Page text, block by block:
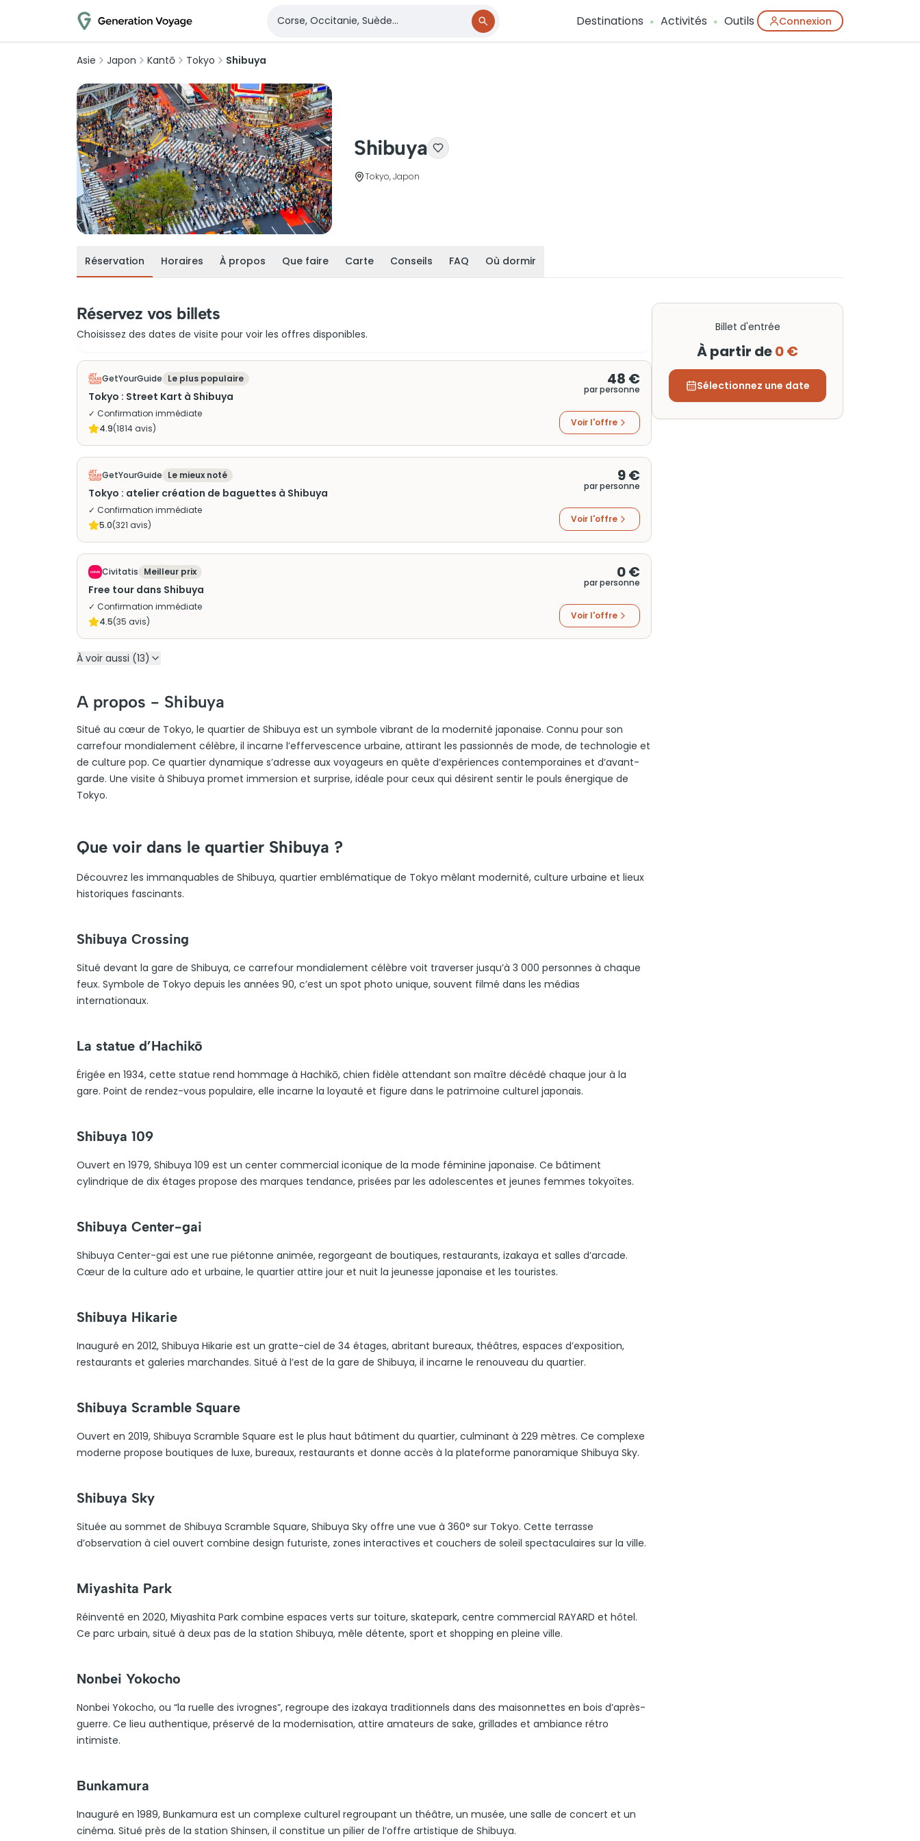
Destinations Activités Outils Connexion
Asie Japon Kantō Tokyo Shibuya
Shibuya
Tokyo, Japon
Réservation Horaires À propos Que faire Carte Conseils FAQ Où dormir
Réservez vos billets
Choisissez des dates de visite pour voir les offres disponibles.
GetYourGuide Le plus populaire
Tokyo : Street Kart à Shibuya
✓ Confirmation immédiate
4.9(1814avis)
48 €
par personne
Voir l'offre
GetYourGuide Le mieux noté
Tokyo : atelier création de baguettes à Shibuya
✓ Confirmation immédiate
5.0(321 avis)
9 €
par personne
Voir l'offre
Civitatis Meilleur prix
Free tour dans Shibuya
✓ Confirmation immédiate
4.5(35 avis)
0 €
par personne
Voir l'offre
À voir aussi (13)
A propos - Shibuya
Situé au cœur de Tokyo, le quartier de Shibuya est un symbole vibrant de la modernité japonaise. Connu pour son
carrefour mondialement célèbre, il incarne l’effervescence urbaine, attirant les passionnés de mode, de technologie et
de culture pop. Ce quartier dynamique s’adresse aux voyageurs en quête d’expériences contemporaines et d’avant-
garde. Une visite à Shibuya promet immersion et surprise, idéale pour ceux qui désirent sentir le pouls énergique de
Tokyo.
Que voir dans le quartier Shibuya ?
Découvrez les immanquables de Shibuya, quartier emblématique de Tokyo mêlant modernité, culture urbaine et lieux
historiques fascinants.
Shibuya Crossing
Situé devant la gare de Shibuya, ce carrefour mondialement célèbre voit traverser jusqu’à 3 000 personnes à chaque
feux. Symbole de Tokyo depuis les années 90, c’est un spot photo unique, souvent filmé dans les médias
internationaux.
La statue d’Hachikō
Érigée en 1934, cette statue rend hommage à Hachikō, chien fidèle attendant son maître décédé chaque jour à la
gare. Point de rendez-vous populaire, elle incarne la loyauté et figure dans le patrimoine culturel japonais.
Shibuya 109
Ouvert en 1979, Shibuya 109 est un center commercial iconique de la mode féminine japonaise. Ce bâtiment
cylindrique de dix étages propose des marques tendance, prisées par les adolescentes et jeunes femmes tokyoïtes.
Shibuya Center-gai
Shibuya Center-gai est une rue piétonne animée, regorgeant de boutiques, restaurants, izakaya et salles d’arcade.
Cœur de la culture ado et urbaine, le quartier attire jour et nuit la jeunesse japonaise et les touristes.
Shibuya Hikarie
Inauguré en 2012, Shibuya Hikarie est un gratte-ciel de 34 étages, abritant bureaux, théâtres, espaces d’exposition,
restaurants et galeries marchandes. Situé à l’est de la gare de Shibuya, il incarne le renouveau du quartier.
Shibuya Scramble Square
Ouvert en 2019, Shibuya Scramble Square est le plus haut bâtiment du quartier, culminant à 229 mètres. Ce complexe
moderne propose boutiques de luxe, bureaux, restaurants et donne accès à la plateforme panoramique Shibuya Sky.
Shibuya Sky
Située au sommet de Shibuya Scramble Square, Shibuya Sky offre une vue à 360° sur Tokyo. Cette terrasse
d’observation à ciel ouvert combine design futuriste, zones interactives et couchers de soleil spectaculaires sur la ville.
Miyashita Park
Réinventé en 2020, Miyashita Park combine espaces verts sur toiture, skatepark, centre commercial RAYARD et hôtel.
Ce parc urbain, situé à deux pas de la station Shibuya, mêle détente, sport et shopping en pleine ville.
Nonbei Yokocho
Nonbei Yokocho, ou “la ruelle des ivrognes”, regroupe des izakaya traditionnels dans des maisonnettes en bois d’après-
guerre. Ce lieu authentique, préservé de la modernisation, attire amateurs de sake, grillades et ambiance rétro
intimiste.
Bunkamura
Inauguré en 1989, Bunkamura est un complexe culturel regroupant un théâtre, un musée, une salle de concert et un
cinéma. Situé près de la station Shinsen, il constitue un pilier de l’offre artistique de Shibuya.
Billet d'entrée
À partir de0 €
Sélectionnez une date